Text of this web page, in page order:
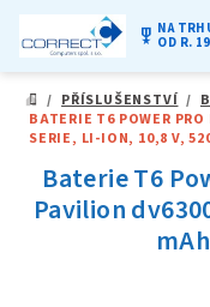
obsah
military_tech NA
OD R.
DOMŮ
/ PŘÍSLUŠENSTVÍ /
BATERIE T6 POWER
SERIE, LI-ION, 10,8 V,
Baterie T6
Pavilion